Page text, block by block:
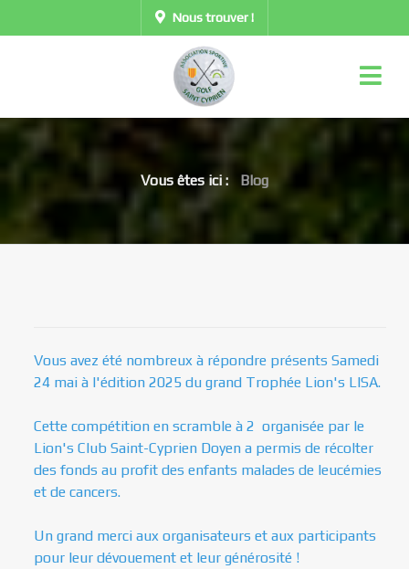
Nous trouver !
Vous êtes ici : Blog
Vous avez été nombreux à répondre présents Samedi
24 mai à l'édition 2025 du grand Trophée Lion's LISA.
Cette compétition en scramble à 2 organisée par le
Lion's Club Saint-Cyprien Doyen a permis de récolter
des fonds au profit des enfants malades de leucémies
et de cancers.
Un grand merci aux organisateurs et aux participants
pour leur dévouement et leur générosité !